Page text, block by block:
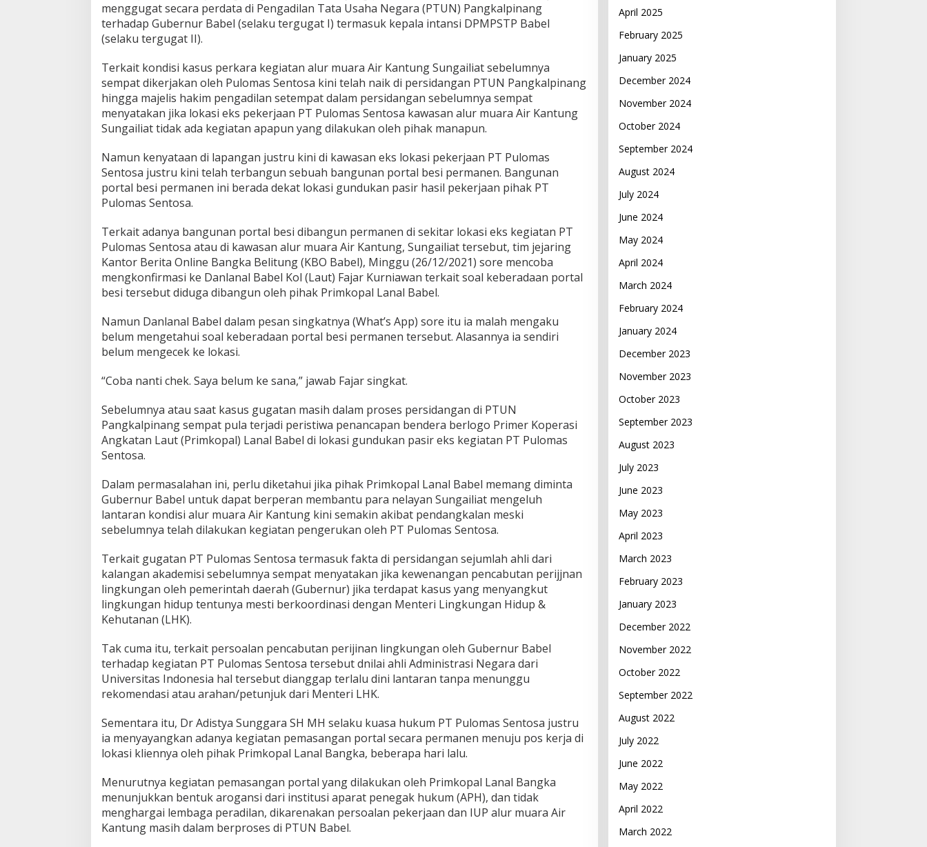
s
a
o
r
t
a
l
B
s
i
P
e
a
n
e
n
menggugat secara perdata di Pengadilan Tata Usaha Negara (PTUN) Pangkalpinang
terhadap Gubernur Babel (selaku tergugat I) termasuk kepala intansi DPMPSTP Babel
(selaku tergugat II).
Terkait kondisi kasus perkara kegiatan alur muara Air Kantung Sungailiat sebelumnya
sempat dikerjakan oleh Pulomas Sentosa kini telah naik di persidangan PTUN Pangkalpinang
hingga majelis hakim pengadilan setempat dalam persidangan sebelumnya sempat
menyatakan jika lokasi eks pekerjaan PT Pulomas Sentosa kawasan alur muara Air Kantung
Sungailiat tidak ada kegiatan apapun yang dilakukan oleh pihak manapun.
Namun kenyataan di lapangan justru kini di kawasan eks lokasi pekerjaan PT Pulomas
Sentosa justru kini telah terbangun sebuah bangunan portal besi permanen. Bangunan
portal besi permanen ini berada dekat lokasi gundukan pasir hasil pekerjaan pihak PT
Pulomas Sentosa.
Terkait adanya bangunan portal besi dibangun permanen di sekitar lokasi eks kegiatan PT
Pulomas Sentosa atau di kawasan alur muara Air Kantung, Sungailiat tersebut, tim jejaring
Kantor Berita Online Bangka Belitung (KBO Babel), Minggu (26/12/2021) sore mencoba
mengkonfirmasi ke Danlanal Babel Kol (Laut) Fajar Kurniawan terkait soal keberadaan portal
besi tersebut diduga dibangun oleh pihak Primkopal Lanal Babel.
Namun Danlanal Babel dalam pesan singkatnya (What’s App) sore itu ia malah mengaku
belum mengetahui soal keberadaan portal besi permanen tersebut. Alasannya ia sendiri
belum mengecek ke lokasi.
“Coba nanti chek. Saya belum ke sana,” jawab Fajar singkat.
Sebelumnya atau saat kasus gugatan masih dalam proses persidangan di PTUN
Pangkalpinang sempat pula terjadi peristiwa penancapan bendera berlogo Primer Koperasi
Angkatan Laut (Primkopal) Lanal Babel di lokasi gundukan pasir eks kegiatan PT Pulomas
Sentosa.
Dalam permasalahan ini, perlu diketahui jika pihak Primkopal Lanal Babel memang diminta
Gubernur Babel untuk dapat berperan membantu para nelayan Sungailiat mengeluh
lantaran kondisi alur muara Air Kantung kini semakin akibat pendangkalan meski
sebelumnya telah dilakukan kegiatan pengerukan oleh PT Pulomas Sentosa.
Terkait gugatan PT Pulomas Sentosa termasuk fakta di persidangan sejumlah ahli dari
kalangan akademisi sebelumnya sempat menyatakan jika kewenangan pencabutan perijjnan
lingkungan oleh pemerintah daerah (Gubernur) jika terdapat kasus yang menyangkut
lingkungan hidup tentunya mesti berkoordinasi dengan Menteri Lingkungan Hidup &
Kehutanan (LHK).
Tak cuma itu, terkait persoalan pencabutan perijinan lingkungan oleh Gubernur Babel
terhadap kegiatan PT Pulomas Sentosa tersebut dnilai ahli Administrasi Negara dari
Universitas Indonesia hal tersebut dianggap terlalu dini lantaran tanpa menunggu
rekomendasi atau arahan/petunjuk dari Menteri LHK.
Sementara itu, Dr Adistya Sunggara SH MH selaku kuasa hukum PT Pulomas Sentosa justru
ia menyayangkan adanya kegiatan pemasangan portal secara permanen menuju pos kerja di
lokasi kliennya oleh pihak Primkopal Lanal Bangka, beberapa hari lalu.
Menurutnya kegiatan pemasangan portal yang dilakukan oleh Primkopal Lanal Bangka
menunjukkan bentuk arogansi dari institusi aparat penegak hukum (APH), dan tidak
menghargai lembaga peradilan, dikarenakan persoalan pekerjaan dan IUP alur muara Air
Kantung masih dalam berproses di PTUN Babel.
April 2025
February 2025
January 2025
December 2024
November 2024
October 2024
September 2024
August 2024
July 2024
June 2024
May 2024
April 2024
March 2024
February 2024
January 2024
December 2023
November 2023
October 2023
September 2023
August 2023
July 2023
June 2023
May 2023
April 2023
March 2023
February 2023
January 2023
December 2022
November 2022
October 2022
September 2022
August 2022
July 2022
June 2022
May 2022
April 2022
March 2022